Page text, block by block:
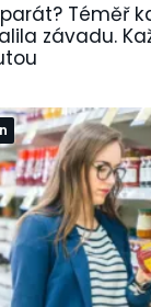
Téměř
závadu.